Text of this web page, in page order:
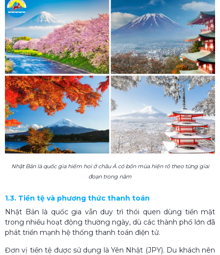
Nhật Bản là quốc gia hiếm hoi ở châu Á có bốn mùa hiện rõ theo từng giai
đoạn trong năm
1.3. Tiền tệ và phương thức thanh toán
Nhật Bản là quốc gia vẫn duy trì thói quen dùng tiền mặt
trong nhiều hoạt động thường ngày, dù các thành phố lớn đã
phát triển mạnh hệ thống thanh toán điện tử.
Đơn vị tiền tệ được sử dụng là Yên Nhật (JPY). Du khách nên